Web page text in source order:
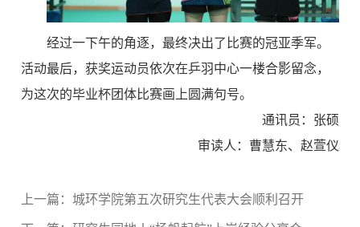
经过一下午的角逐，最终决出了比赛的冠亚季军。
活动最后，获奖运动员依次在乒羽中心一楼合影留念，
为这次的毕业杯团体比赛画上圆满句号。
通讯员：张硕
审读人：曹慧东、赵萱仪
上一篇：城环学院第五次研究生代表大会顺利召开